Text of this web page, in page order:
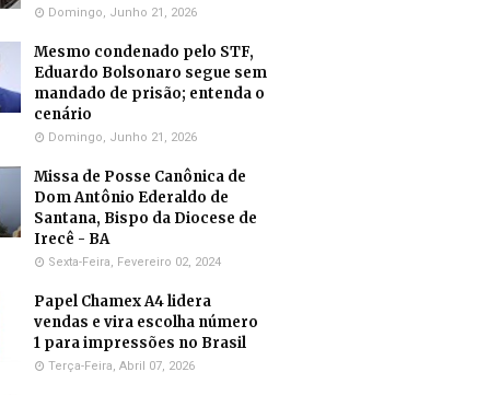
Domingo, Junho 21, 2026
Mesmo condenado pelo STF,
Eduardo Bolsonaro segue sem
mandado de prisão; entenda o
cenário
Domingo, Junho 21, 2026
Missa de Posse Canônica de
Dom Antônio Ederaldo de
Santana, Bispo da Diocese de
Irecê - BA
Sexta-Feira, Fevereiro 02, 2024
Papel Chamex A4 lidera
vendas e vira escolha número
1 para impressões no Brasil
Terça-Feira, Abril 07, 2026